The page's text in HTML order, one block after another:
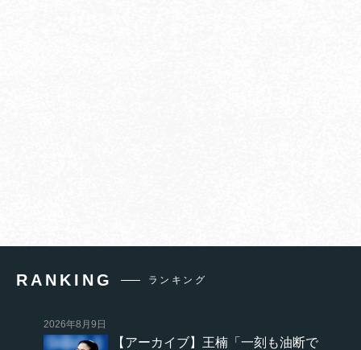
RANKING ランキング
2026年8月9日
【アーカイブ】王楠「一刻も油断で